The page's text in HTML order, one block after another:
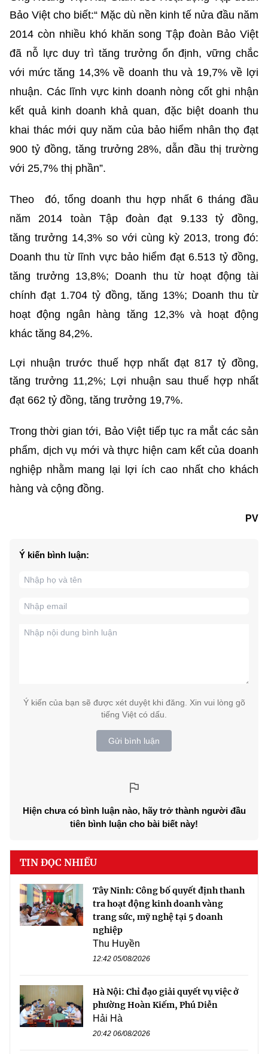
Bảo Việt cho biết:“ Mặc dù nền kinh tế nửa đầu năm
2014 còn nhiều khó khăn song Tập đoàn Bảo Việt
đã nỗ lực duy trì tăng trưởng ổn định, vững chắc
với mức tăng 14,3% về doanh thu và 19,7% về lợi
nhuận. Các lĩnh vực kinh doanh nòng cốt ghi nhận
kết quả kinh doanh khả quan, đặc biệt doanh thu
khai thác mới quy năm của bảo hiểm nhân thọ đạt
900 tỷ đồng, tăng trưởng 28%, dẫn đầu thị trường
với 25,7% thị phần”.
Theo đó, tổng doanh thu hợp nhất 6 tháng đầu
năm 2014 toàn Tập đoàn đạt 9.133 tỷ đồng,
tăng trưởng 14,3% so với cùng kỳ 2013, trong đó:
Doanh thu từ lĩnh vực bảo hiểm đạt 6.513 tỷ đồng,
tăng trưởng 13,8%; Doanh thu từ hoạt động tài
chính đạt 1.704 tỷ đồng, tăng 13%; Doanh thu từ
hoạt động ngân hàng tăng 12,3% và hoạt động
khác tăng 84,2%.
Lợi nhuận trước thuế hợp nhất đạt 817 tỷ đồng,
tăng trưởng 11,2%; Lợi nhuận sau thuế hợp nhất
đạt 662 tỷ đồng, tăng trưởng 19,7%.
Trong thời gian tới, Bảo Việt tiếp tục ra mắt các sản
phẩm, dịch vụ mới và thực hiện cam kết của doanh
nghiệp nhằm mang lại lợi ích cao nhất cho khách
hàng và cộng đồng.
PV
Ý kiến bình luận:
Ý kiến của bạn sẽ được xét duyệt khi đăng. Xin vui lòng gõ
tiếng Việt có dấu.
Gửi bình luận
Hiện chưa có bình luận nào, hãy trở thành người đầu
tiên bình luận cho bài biết này!
TIN ĐỌC NHIỀU
Tây Ninh: Công bố quyết định thanh
tra hoạt động kinh doanh vàng
trang sức, mỹ nghệ tại 5 doanh
nghiệp
Thu Huyền
12:42 05/08/2026
Hà Nội: Chỉ đạo giải quyết vụ việc ở
phường Hoàn Kiếm, Phú Diễn
Hải Hà
20:42 06/08/2026